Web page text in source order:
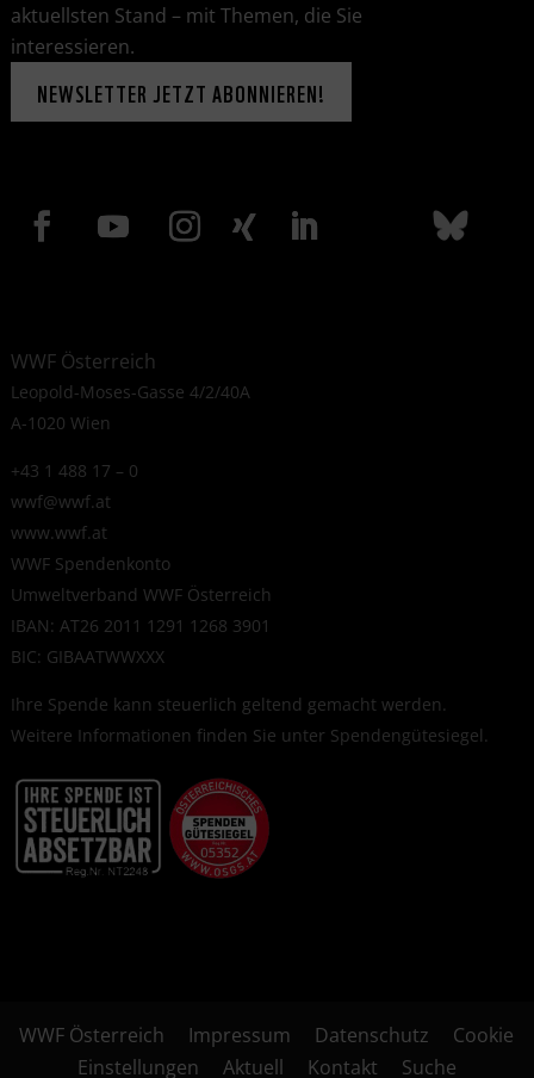
aktuellsten Stand – mit Themen, die Sie
interessieren.
NEWSLETTER JETZT ABONNIEREN!
WWF Österreich
Leopold-Moses-Gasse 4/2/40A
A-1020 Wien
+43 1 488 17 – 0
wwf@wwf.at
www.wwf.at
WWF Spendenkonto
Umweltverband WWF Österreich
IBAN: AT26 2011 1291 1268 3901
BIC: GIBAATWWXXX
Ihre Spende kann steuerlich geltend gemacht werden.
Weitere Informationen finden Sie unter Spendengütesiegel.
WWF Österreich Impressum Datenschutz
Cookie
Einstellungen
Aktuell Kontakt Suche